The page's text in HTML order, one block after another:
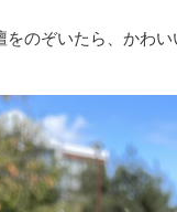
をのぞいたら、かわ